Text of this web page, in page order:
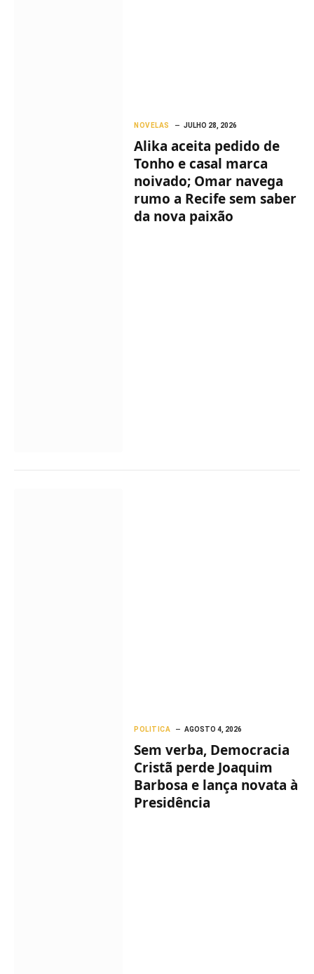
NOVELAS JULHO 28, 2026
Alika aceita pedido de
Tonho e casal marca
noivado; Omar navega
rumo a Recife sem saber
da nova paixão
POLITICA AGOSTO 4, 2026
Sem verba, Democracia
Cristã perde Joaquim
Barbosa e lança novata à
Presidência